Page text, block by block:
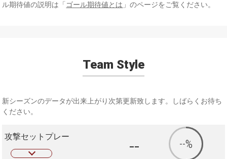
ル期待値の説明は「 ゴール期待値とは 」のページをご覧ください。
Team Style
新シーズンのデータが出来上がり次第更新致します。しばらくお待ち
ください。
攻撃セットプレー -- --%